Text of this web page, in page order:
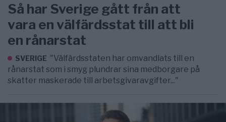
Så har Sverige gått från att
vara en välfärdsstat till att bli
en rånarstat
SVERIGE "Välfärdsstaten har omvandlats till en
rånarstat som i smyg plundrar sina medborgare på
skatter maskerade till arbetsgivaravgifter..."